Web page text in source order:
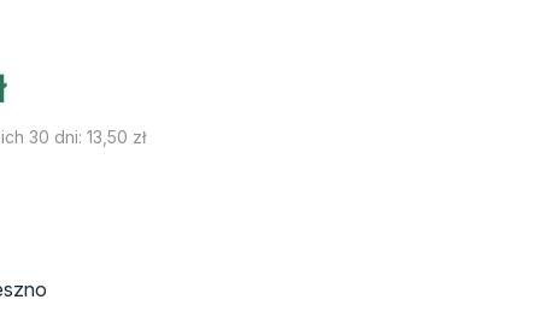
wynosi:
30 dni:13,50 zł